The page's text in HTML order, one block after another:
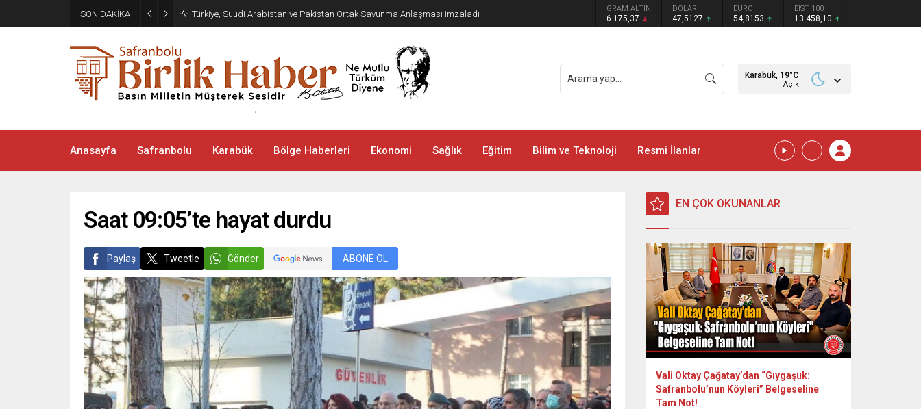
SON DAKİKA Türkiye, Suudi Arabistan ve Pakistan Ortak Savunma Anlaşması imzaladı GRAM ALTIN
6.175,37
DOLAR
47,5127
EURO
54,8153
BIST 100
13.458,10
Karabük, 19°C
Açık
Anasayfa Safranbolu Karabük Bölge Haberleri Ekonomi Sağlık Eğitim Bilim ve Teknoloji Resmi İlanlar
Saat 09:05’te hayat durdu
Paylaş Tweetle Gönder ABONE OL
EN ÇOK OKUNANLAR
Vali Oktay Çağatay’dan “Gıygaşuk:
Safranbolu’nun Köyleri” Belgeseline
Tam Not!